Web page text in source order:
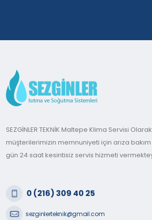
SEZGİNLER TEKNİK Maltepe Klima Servisi
müşterilerimizin memnuniyeti için arıza
gün 24 saat kesintisiz servis hizmeti
0 (216) 309 40 25
sezginlerteknik@gmail.com